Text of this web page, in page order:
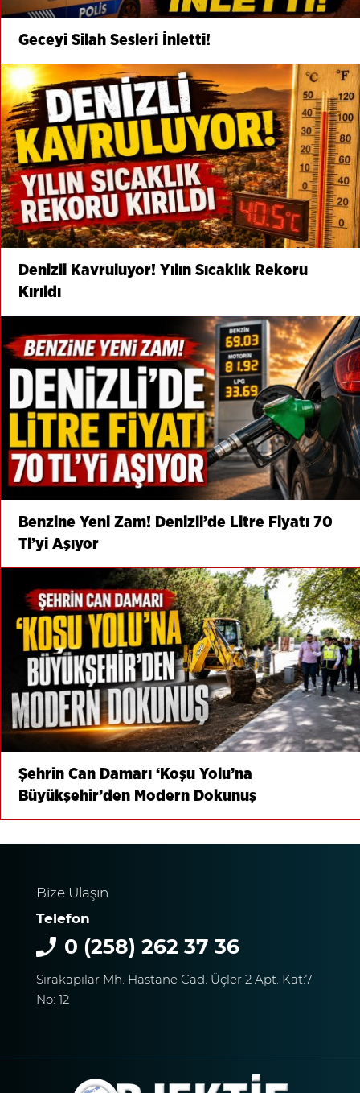
Geceyi Silah Sesleri İnletti!
Denizli Kavruluyor! Yılın Sıcaklık Rekoru
Kırıldı
Benzine Yeni Zam! Denizli’de Litre Fiyatı 70
Tl’yi Aşıyor
Şehrin Can Damarı ‘Koşu Yolu’na
Büyükşehir’den Modern Dokunuş
Bize Ulaşın
Telefon
0 (258) 262 37 36
Sırakapılar Mh. Hastane Cad. Üçler 2 Apt. Kat:7
No: 12